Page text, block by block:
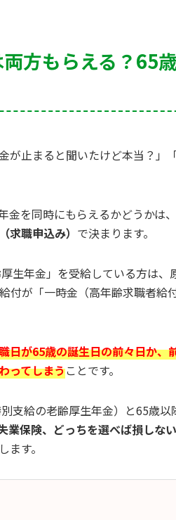
方もらえる？65
が止まると聞いたけど本当？
を同時にもらえるかどうかは、
求職申込み） で決まります。
生年金」を受給している方は
付が「一時金（高年齢求職者給
日が65歳の誕生日の前々日か、
ってしまうことです。
支給の老齢厚生年金）と65歳
業保険、どっちを選べば損しない
す。